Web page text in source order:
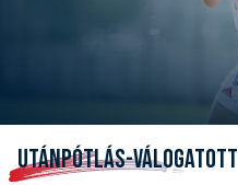
UTÁNPÓTLÁS-VÁLOGATOTT